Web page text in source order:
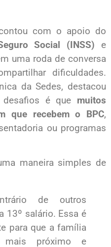
com o apoio do
Social (INSS) e
uma roda de conversa
dificuldades.
da Sedes, destacou
é que muitos
que recebem o BPC,
ou programas
maneira simples de
de outros
13º salário. Essa é
para que a família
mais próximo e